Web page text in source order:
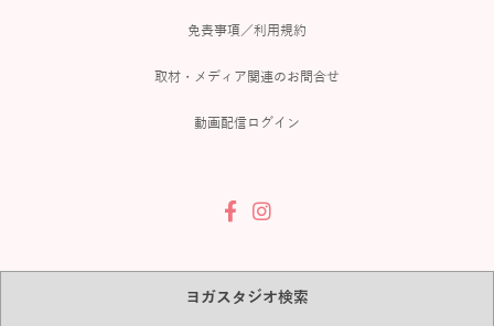
免責事項／利用規約
取材・メディア関連のお問合せ
動画配信ログイン
ヨガスタジオ検索